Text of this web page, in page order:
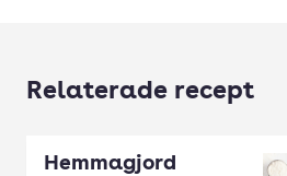
Relaterade recept
Hemmagjord